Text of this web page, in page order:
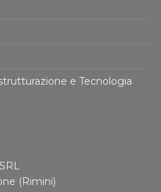
e Tecnologia
(Rimini)